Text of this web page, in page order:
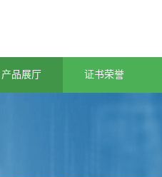
产品展厅 证书荣誉